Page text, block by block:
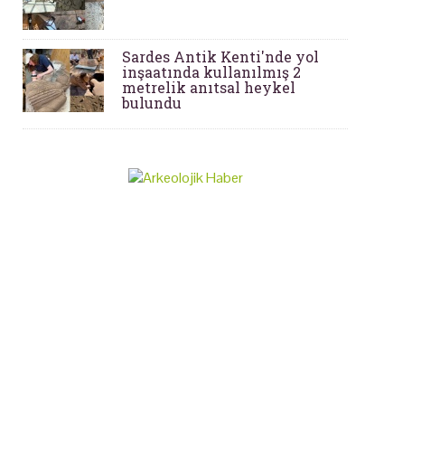
Sardes Antik Kenti'nde yol
inşaatında kullanılmış 2
metrelik anıtsal heykel
bulundu